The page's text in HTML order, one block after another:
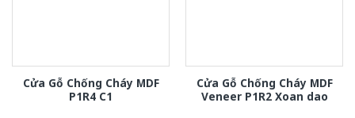
Cửa Gỗ Chống Cháy MDF
P1R4 C1
Cửa Gỗ Chống Cháy MDF
Veneer P1R2 Xoan dao